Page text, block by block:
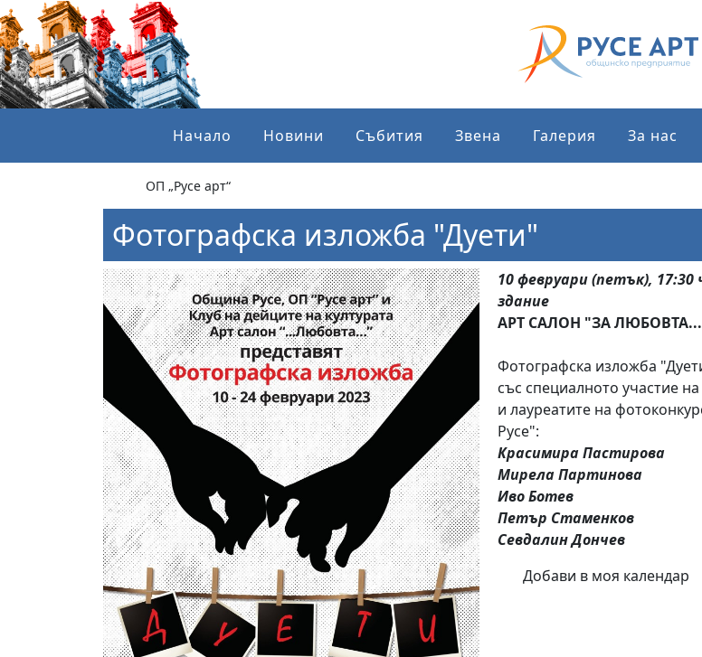
Начало Новини Събития Звена Галерия За нас
ОП „Русе арт“
Фотографска изложба "Дуети"
10 февруари (петък), 17:30
здание
АРТ САЛОН "ЗА
Фотографска изложба
със специалното участие на
и лауреатите на
Русе":
Красимира Пастирова
Мирела Партинова
Иво Ботев
Петър Стаменков
Севдалин Дончев
Добави в моя календар